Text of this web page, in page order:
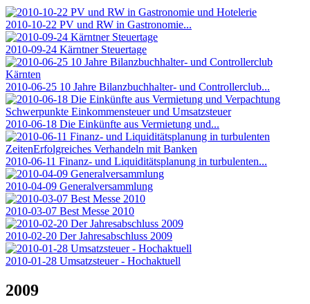
2010-10-22 PV und RW in Gastronomie...
2010-09-24 Kärntner Steuertage
2010-06-25 10 Jahre Bilanzbuchhalter- und Controllerclub...
2010-06-18 Die Einkünfte aus Vermietung und...
2010-06-11 Finanz- und Liquiditätsplanung in turbulenten...
2010-04-09 Generalversammlung
2010-03-07 Best Messe 2010
2010-02-20 Der Jahresabschluss 2009
2010-01-28 Umsatzsteuer - Hochaktuell
2009